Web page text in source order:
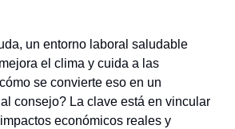
un entorno laboral saludable
el clima y cuida a las
se convierte eso en un
consejo? La clave está en vincular
económicos reales y